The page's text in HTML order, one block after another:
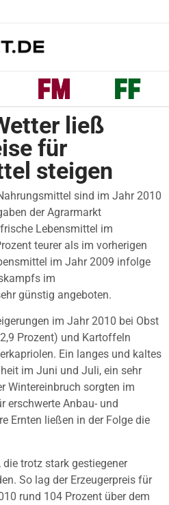
ließ
für
steigen
sind im Jahr 2010
der Agrarmarkt
Lebensmittel im
teurer als im vorherigen
im Jahr 2009 infolge
im
günstig angeboten.
im Jahr 2010 bei Obst
Prozent) und Kartoffeln
Ein langes und kaltes
im Juni und Juli, ein sehr
Wintereinbruch sorgten im
erschwerte Anbau- und
Ernten ließen in der Folge die
trotz stark gestiegener
So lag der Erzeugerpreis für
rund 104 Prozent über dem